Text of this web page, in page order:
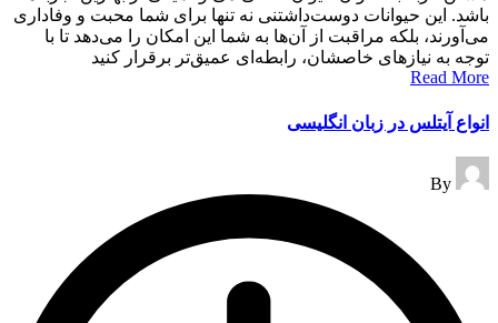
باشد. این حیوانات دوست‌داشتنی نه تنها برای شما محبت و وفاداری
می‌آورند، بلکه مراقبت از آن‌ها به شما این امکان را می‌دهد تا با
توجه به نیازهای خاصشان، رابطه‌ای عمیق‌تر برقرار کنید
Read More
انواع آیتلس در زبان انگلیسی
Posted
by
By